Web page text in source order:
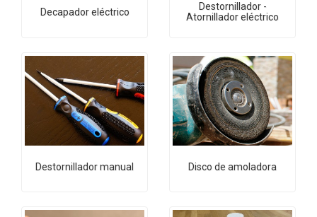
Decapador eléctrico
Destornillador -
Atornillador eléctrico
Destornillador manual Disco de amoladora